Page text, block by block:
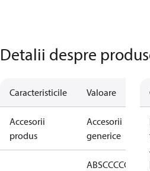
Detalii despre
Caracteristicile Valoare
Accesorii
produs
Accesorii
generice
ABSCCCCCS